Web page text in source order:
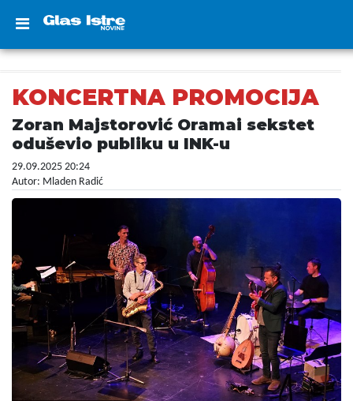
KONCERTNA PROMOCIJA
Zoran Majstorović Oramai sekstet
oduševio publiku u INK-u
29.09.2025 20:24
Autor: Mladen Radić